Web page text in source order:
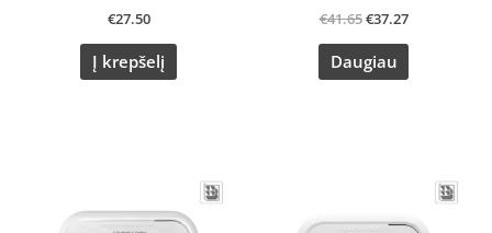
€27.50
Į krepšelį
€41.65€37.27
Daugiau
€31.70.€26.90.